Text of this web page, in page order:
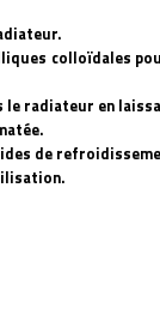
colloïdales
le radiateur en
de